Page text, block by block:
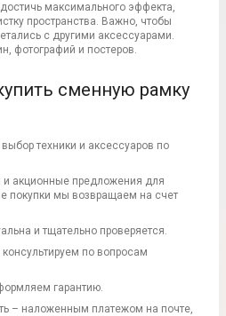
максимального эффекта,
пространства. Важно, чтобы
с другими аксессуарами.
фотографий и постеров.
сменную рамку
техники и аксессуаров по
и акционные предложения для
покупки мы возвращаем на счет
и тщательно проверяется.
по вопросам
гарантию.
– наложенным платежом на почте,